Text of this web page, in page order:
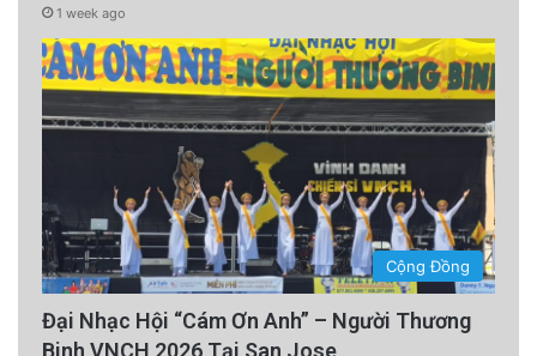
Con số này có thể cao hơn mức trung bình của
quốc gia, tuy nhiên. Khảo sát Thuốc lá Thanh
niên Quốc gia gần đây cho thấy một trong bốn
học sinh trung học đang hút thuốc lá điện tử,
theo nhân viên Hạt.
Có một nhóm nhỏ những người ủng hộ đã yêu
1 week ago
Cộng Đồng
Đại Nhạc Hội “Cám Ơn Anh” – Người Thương
Binh VNCH 2026 Tại San Jose